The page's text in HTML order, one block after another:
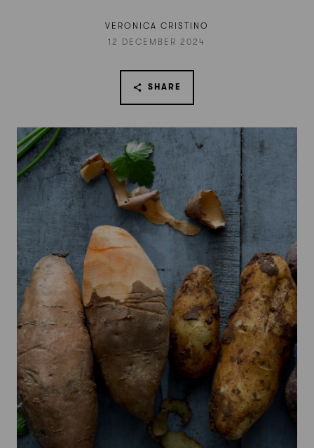
VERONICA CRISTINO
12 DECEMBER 2024
SHARE